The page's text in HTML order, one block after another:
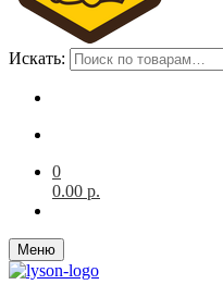
Искать:
0
0.00 р.
Меню